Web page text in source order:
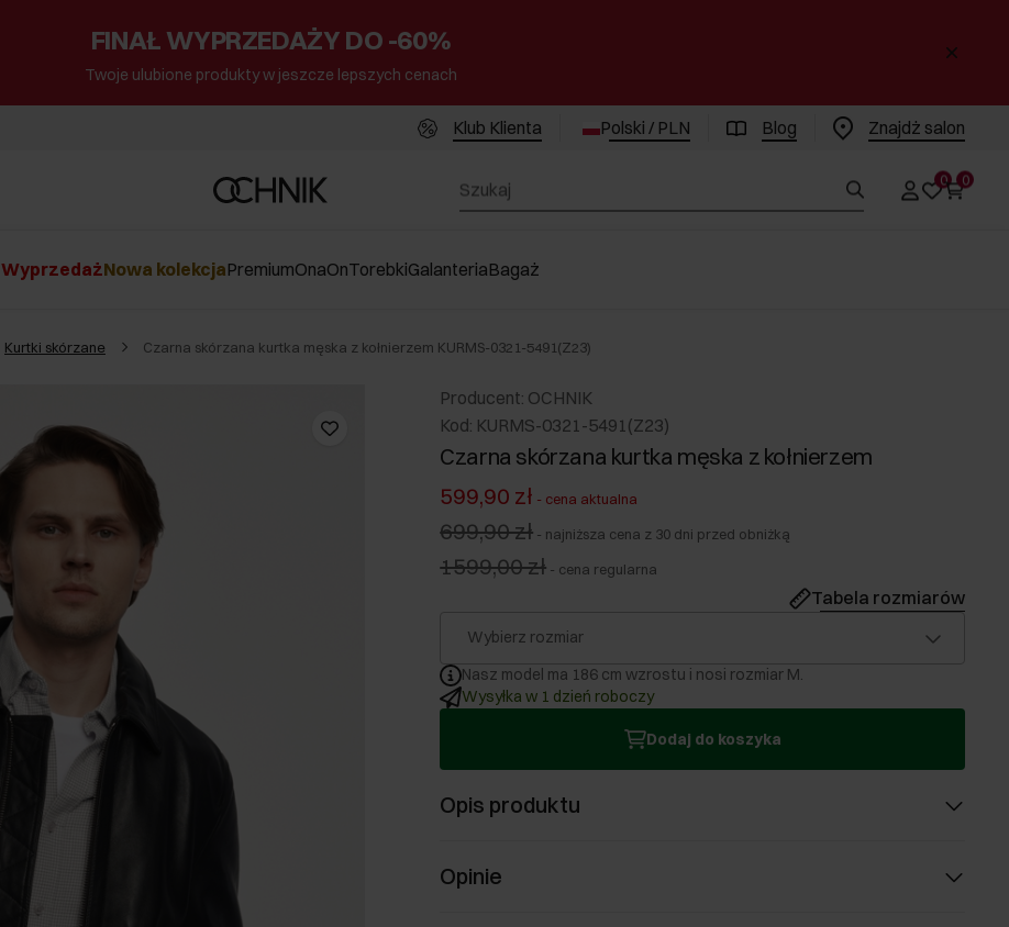
FINAŁ WYPRZEDAŻY DO -60%
Twoje ulubione produkty w jeszcze lepszych cenach
Klub Klienta Polski / PLN Blog Znajdż salon
0 0
WyprzedażNowa kolekcjaPremiumOnaOnTorebkiGalanteriaBagaż
Kurtki skórzane Czarna skórzana kurtka męska z kołnierzem KURMS-0321-5491(Z23)
Producent: OCHNIK
Kod: KURMS-0321-5491(Z23)
Czarna skórzana kurtka męska z kołnierzem
599,90 zł - cena aktualna
699,90 zł - najniższa cena z 30 dni przed obniżką
1599,00 zł - cena regularna
Tabela rozmiarów
Wybierz rozmiar
Nasz model ma 186 cm wzrostu i nosi rozmiar M.
Wysyłka w 1 dzień roboczy
Dodaj do koszyka
Opis produktu
Opinie